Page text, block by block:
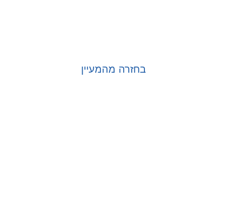
בחזרה מהמעיין